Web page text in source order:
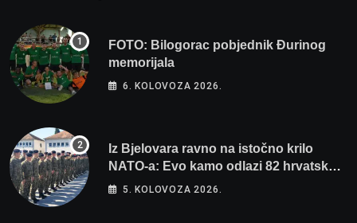
FOTO: Bilogorac pobjednik Đurinog
memorijala
6. KOLOVOZA 2026.
Iz Bjelovara ravno na istočno krilo
NATO-a: Evo kamo odlazi 82 hrvatska
vojnika i 6 vojnikinja
5. KOLOVOZA 2026.